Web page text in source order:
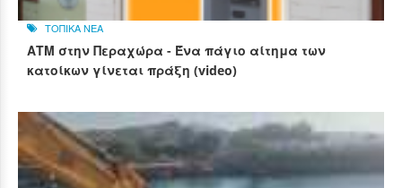
ΤΟΠΙΚΑ ΝΕΑ
ΑΤΜ στην Περαχώρα - Ένα πάγιο αίτημα των
κατοίκων γίνεται πράξη (video)